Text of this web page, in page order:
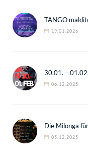
TANGO
19.01.2026
30.01. –
06.12.2025
Die Milonga
05.12.2025